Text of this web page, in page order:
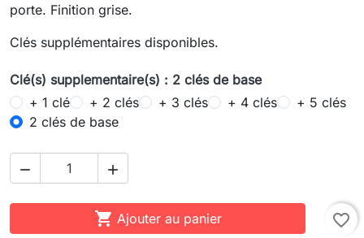
porte. Finition grise.
Clés supplémentaires disponibles.
Clé(s) supplementaire(s) : 2 clés de base
+ 1 clé
+ 2 clés + 3 clés + 4 clés
+ 5 clés
2 clés de base
 
 Ajouter au panier favorite_border